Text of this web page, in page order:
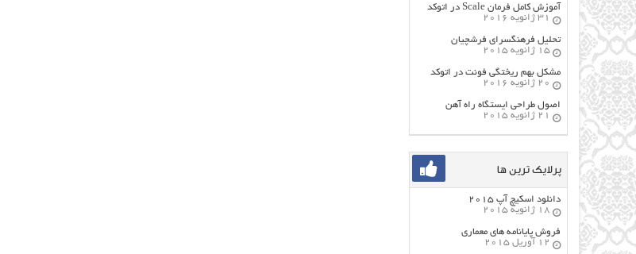
آموزش کامل فرمان Scale در اتوکد
31 ژانویه 2016
تحلیل فرهنگسرای فرشچیان
15 ژانویه 2015
مشکل بهم ریختگی فونت در اتوکد
20 ژانویه 2016
اصول طراحي ایستگاه راه آهن
21 ژانویه 2015
پرلایک ترین ها
دانلود اسکیچ آپ ۲۰۱۵
18 ژانویه 2015
فروش پایانامه های معماری
12 آوریل 2015